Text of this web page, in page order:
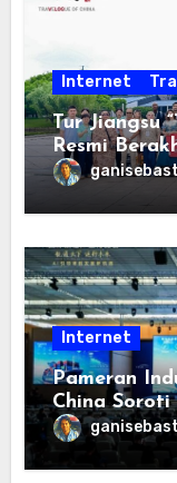
Internet
Tur Jiangsu
Resmi
Internet
Pameran
China Soroti